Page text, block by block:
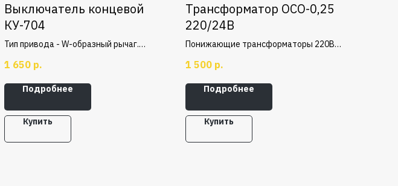
Выключатель концевой
КУ-704
Тип привода - W-образный рычаг.
осуществляется, фиксация в каждом
положении.
1 650 р.
Подробнее
Купить
Трансформатор ОСО-0,25
220/24В
Понижающие трансформаторы 220В /
1 500 р.
Подробнее
Купить